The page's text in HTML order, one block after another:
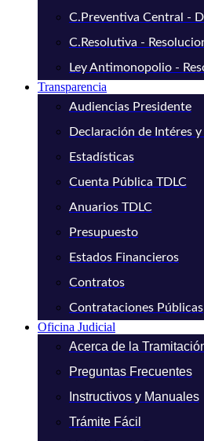
C.Preventiva Central -
C.Resolutiva -
Ley Antimonopolio -
Transparencia
Audiencias Presidente
Declaración de Intéres
Estadísticas
Cuenta Pública TDLC
Anuarios TDLC
Presupuesto
Estados Financieros
Contratos
Contrataciones Públicas
Oficina Judicial
Acerca de la
Preguntas Frecuentes
Instructivos y Manuales
Trámite Fácil